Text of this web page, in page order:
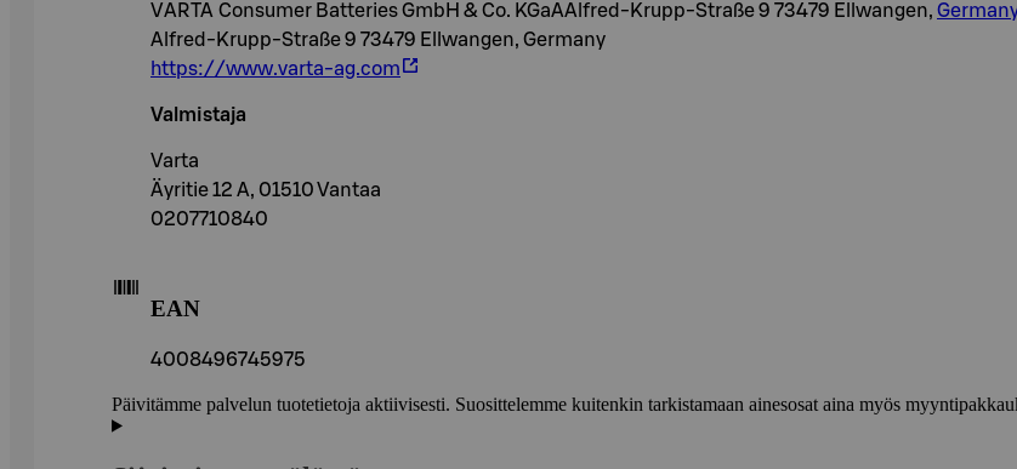
VARTA Consumer Batteries GmbH & Co. KGaAAlfred-Krupp-Straße 9 73479 Ellwangen,
Alfred-Krupp-Straße 9 73479 Ellwangen, Germany
https://www.varta-ag.com
Valmistaja
Varta
Äyritie 12 A, 01510 Vantaa
0207710840
EAN
4008496745975
Päivitämme palvelun tuotetietoja aktiivisesti. Suosittelemme kuitenkin tarkistamaan ainesosat aina myös